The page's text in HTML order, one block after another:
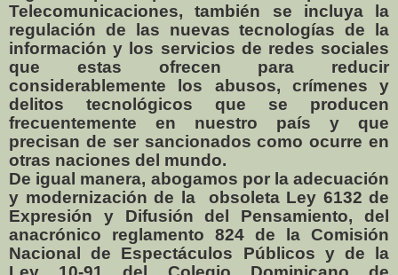
Telecomunicaciones, también se incluya la
regulación de las nuevas tecnologías de la
información y los servicios de redes sociales
que estas ofrecen para reducir
considerablemente los abusos, crímenes y
delitos tecnológicos que se producen
frecuentemente en nuestro país y que
precisan de ser sancionados como ocurre en
otras naciones del mundo.
De igual manera, abogamos por la adecuación
y modernización de la
obsoleta Ley 6132 de
Expresión y Difusión del Pensamiento, del
anacrónico reglamento 824 de la Comisión
Nacional de Espectáculos Públicos y de la